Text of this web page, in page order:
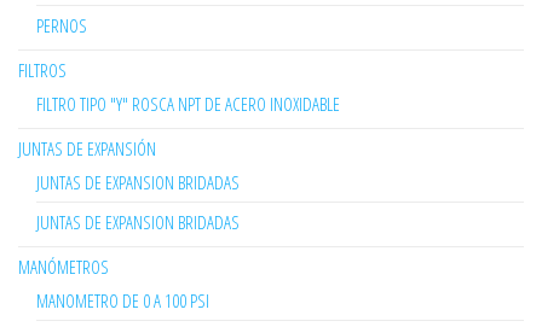
PERNOS
FILTROS
FILTRO TIPO "Y" ROSCA NPT DE ACERO INOXIDABLE
JUNTAS DE EXPANSIÓN
JUNTAS DE EXPANSION BRIDADAS
JUNTAS DE EXPANSION BRIDADAS
MANÓMETROS
MANOMETRO DE 0 A 100 PSI